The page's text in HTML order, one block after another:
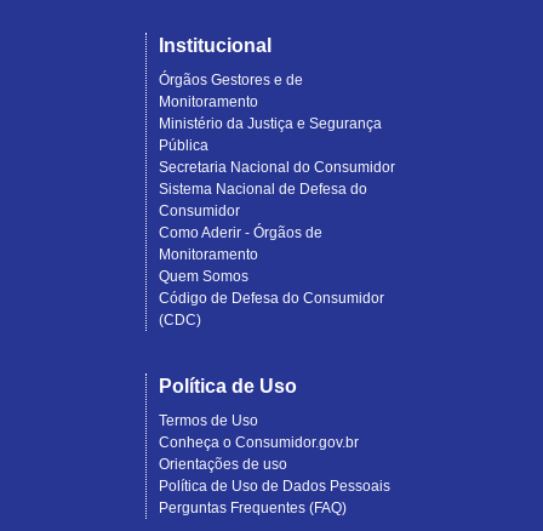
Institucional
Órgãos Gestores e de
Monitoramento
Ministério da Justiça e Segurança
Pública
Secretaria Nacional do Consumidor
Sistema Nacional de Defesa do
Consumidor
Como Aderir - Órgãos de
Monitoramento
Quem Somos
Código de Defesa do Consumidor
(CDC)
Política de Uso
Termos de Uso
Conheça o Consumidor.gov.br
Orientações de uso
Política de Uso de Dados Pessoais
Perguntas Frequentes (FAQ)